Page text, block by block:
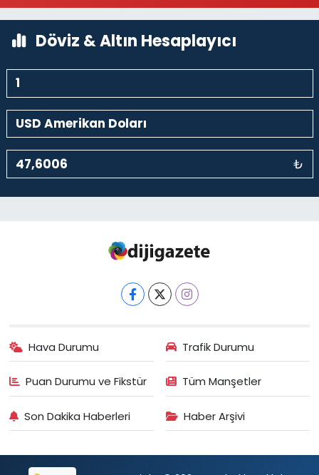
Döviz & Altın Hesaplayıcı
₺
Hava Durumu Trafik Durumu
Puan Durumu ve Fikstür Tüm Manşetler
Son Dakika Haberleri Haber Arşivi